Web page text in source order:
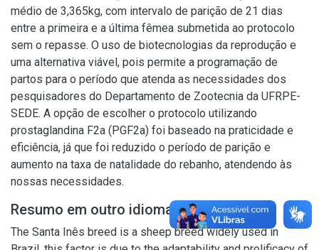
médio de 3,365kg, com intervalo de parição de 21 dias
entre a primeira e a última fêmea submetida ao protocolo
sem o repasse. O uso de biotecnologias da reprodução e
uma alternativa viável, pois permite a programação de
partos para o período que atenda as necessidades dos
pesquisadores do Departamento de Zootecnia da UFRPE-
SEDE. A opção de escolher o protocolo utilizando
prostaglandina F2a (PGF2a) foi baseado na praticidade e
eficiência, já que foi reduzido o período de parição e
aumento na taxa de natalidade do rebanho, atendendo às
nossas necessidades.
Resumo em outro idioma
The Santa Inês breed is a sheep breed widely used in